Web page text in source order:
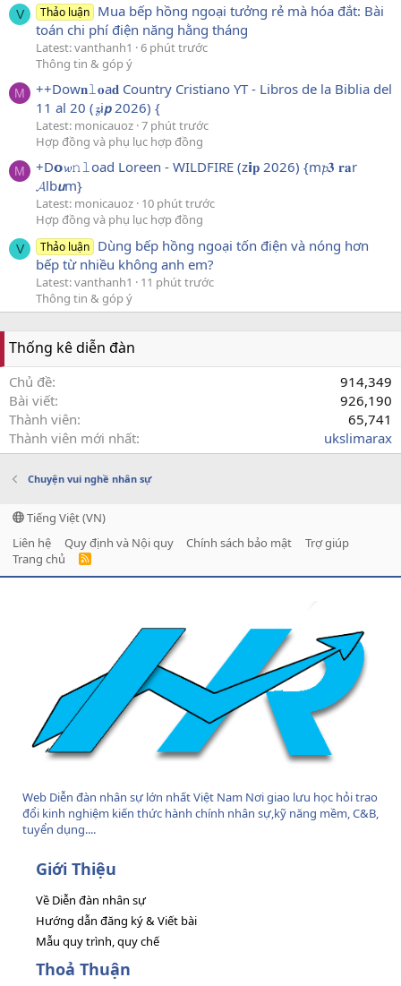
V Thảo luận Mua bếp hồng ngoại tưởng rẻ mà hóa đắt: Bài
toán chi phí điện năng hằng tháng
Latest: vanthanh1
6 phút trước
Thông tin & góp ý
M
++Dow𝐧𝚕𝐨a𝐝 Country Cristiano YT - Libros de la Biblia del
11 al 20 (𝔃i𝙥 2026) {
Latest: monicauoz 7 phút trước
Hợp đồng và phụ lục hợp đồng
M
+D𝗼𝔀𝚗𝚕oad Loreen - WILDFIRE (z𝗶𝐩 2026) {m𝓹𝟑 𝐫𝐚r
𝓐lb𝙪m}
Latest: monicauoz 10 phút trước
Hợp đồng và phụ lục hợp đồng
V Thảo luận Dùng bếp hồng ngoại tốn điện và nóng hơn
bếp từ nhiều không anh em?
Latest: vanthanh1
11 phút trước
Thông tin & góp ý
Thống kê diễn đàn
Chủ đề
914,349
Bài viết
926,190
Thành viên
65,741
Thành viên mới nhất
ukslimarax
Chuyện vui nghề nhân sự
Tiếng Việt (VN)
Liên hệ
Quy định và Nội quy Chính sách bảo mật
Trợ giúp
Trang chủ
R
Web Diễn đàn nhân sự lớn nhất Việt Nam Nơi giao lưu học hỏi trao
đổi kinh nghiệm kiến thức hành chính nhân sự,kỹ năng mềm, C&B,
tuyển dụng....
Giới Thiệu
Về Diễn đàn nhân sự
Hướng dẫn đăng ký & Viết bài
Mẫu quy trình, quy chế
Thoả Thuận